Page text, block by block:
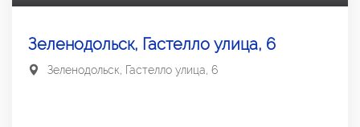
Зеленодольск, Гастелло улица, 6
Зеленодольск, Гастелло улица, 6